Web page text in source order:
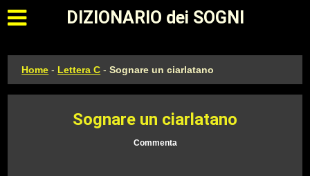
Apri il menu principale
DIZIONARIO dei SOGNI
Home - Lettera C -Sognare un ciarlatano
Sognare un ciarlatano
Commenta